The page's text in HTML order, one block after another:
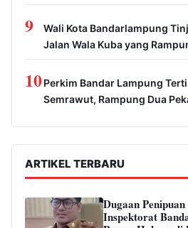
Distribusikan 25 Tangki Air
Terdampak Kekeringan
5
Bandar Lampung Expo 2026
Rp3,1 Miliar
7
Kasus Kekerasan terhadap